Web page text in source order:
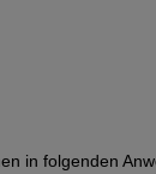
in folgenden